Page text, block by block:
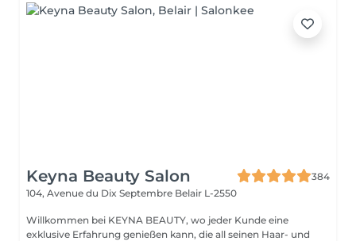
Keyna Beauty Salon
384
104, Avenue du Dix Septembre Belair L-2550
Willkommen bei KEYNA BEAUTY, wo jeder Kunde eine
exklusive Erfahrung genießen kann, die all seinen Haar- und